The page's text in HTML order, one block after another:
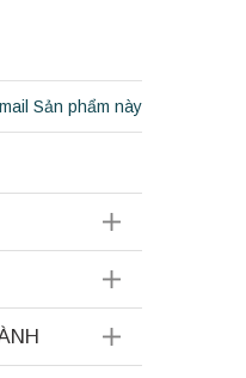
Sản phẩm này